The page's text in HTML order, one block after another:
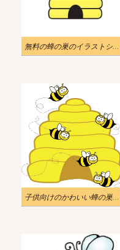
無料の蜂の巣のイラストシンプル
子供向けのかわいい蜂の巣のイラスト